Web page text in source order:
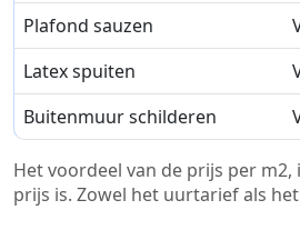
Plafond sauzen
Latex spuiten
Buitenmuur schilderen
Het voordeel van de prijs per m2,
prijs is. Zowel het uurtarief als